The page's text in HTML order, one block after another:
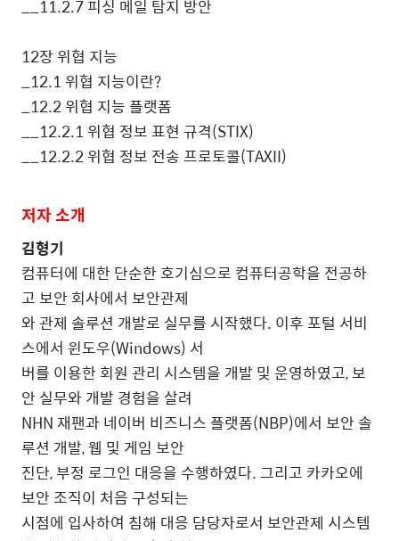
__11.2.7피싱 메일 탐지 방안
12장 위협 지능
_12.1 위협 지능이란?
_12.2위협 지능 플랫폼
__12.2.1 위협 정보 표현 규격(STIX)
__12.2.2위협 정보 전송 프로토콜(TAXII)
저자 소개
김형기
컴퓨터에 대한 단순한 호기심으로 컴퓨터공학을 전공하
고 보안 회사에서 보안관제
와 관제 솔루션 개발로 실무를 시작했다. 이후 포털 서비
스에서 윈도우(Windows) 서
버를 이용한 회원 관리 시스템을 개발 및 운영하였고,보
안 실무와 개발 경험을 살려
NHN 재팬과 네이버 비즈니스 플랫폼(NBP)에서 보안 솔
루션 개발,웹 및 게임 보안
진단,부정 로그인 대응을 수행하였다. 그리고 카카오에
보안 조직이 처음 구성되는
시점에 입사하여 침해 대응 담당자로서 보안관제 시스템